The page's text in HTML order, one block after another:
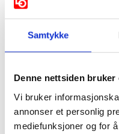
Samtykke
Denne nettsiden bruker
Vi bruker
annonser et personlig
mediefunksjoner og for
Vis mer
AP